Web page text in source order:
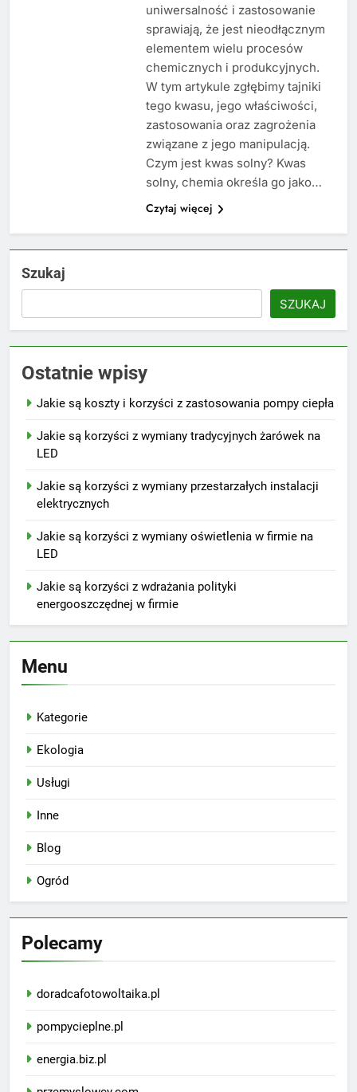
uniwersalność i zastosowanie
sprawiają, że jest nieodłącznym
elementem wielu procesów
chemicznych i produkcyjnych.
W tym artykule zgłębimy tajniki
tego kwasu, jego właściwości,
zastosowania oraz zagrożenia
związane z jego manipulacją.
Czym jest kwas solny? Kwas
solny, chemia określa go jako…
Czytaj więcej
Szukaj
SZUKAJ
Ostatnie wpisy
Jakie są koszty i korzyści z zastosowania pompy ciepła
Jakie są korzyści z wymiany tradycyjnych żarówek na
LED
Jakie są korzyści z wymiany przestarzałych instalacji
elektrycznych
Jakie są korzyści z wymiany oświetlenia w firmie na
LED
Jakie są korzyści z wdrażania polityki
energooszczędnej w firmie
Menu
Kategorie
Ekologia
Usługi
Inne
Blog
Ogród
Polecamy
doradcafotowoltaika.pl
pompycieplne.pl
energia.biz.pl